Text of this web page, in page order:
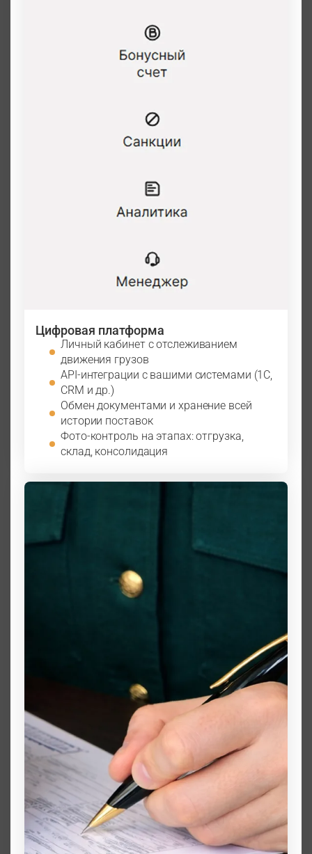
Цифровая платформа
Личный кабинет с отслеживанием
движения грузов
API-интеграции с вашими системами (1С,
CRM и др.)
Обмен документами и хранение всей
истории поставок
Фото-контроль на этапах: отгрузка,
склад, консолидация